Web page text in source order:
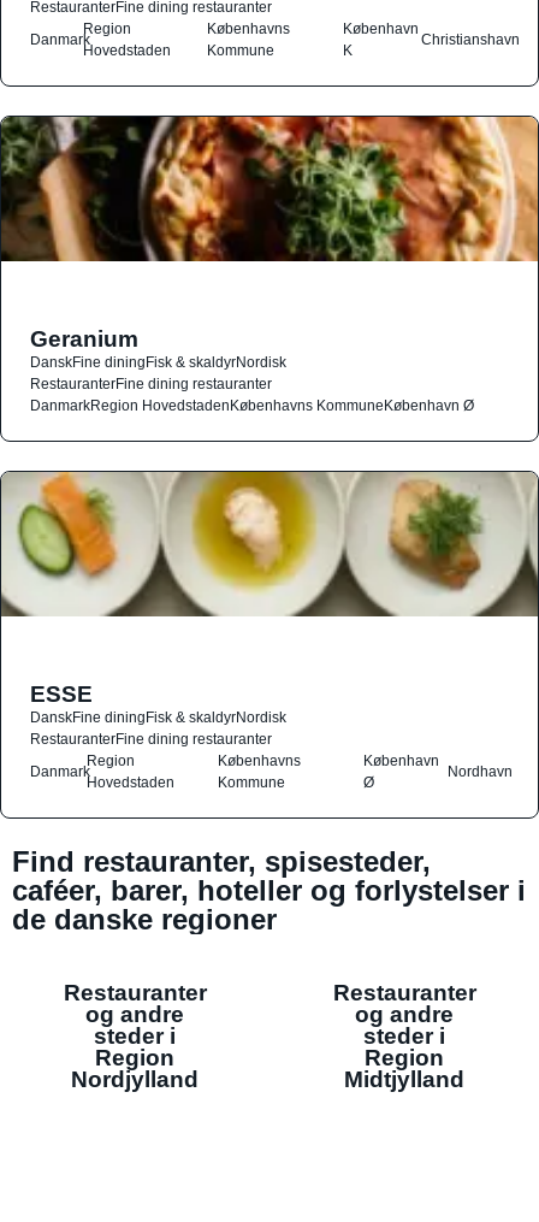
RestauranterFine dining restauranter
Danmark
Region
Hovedstaden
Københavns
Kommune
København
K
Christianshavn
Geranium
DanskFine diningFisk & skaldyrNordisk
RestauranterFine dining restauranter
DanmarkRegion HovedstadenKøbenhavns KommuneKøbenhavn Ø
ESSE
DanskFine diningFisk & skaldyrNordisk
RestauranterFine dining restauranter
Danmark
Region
Hovedstaden
Københavns
Kommune
København
Ø
Nordhavn
Find restauranter, spisesteder,
caféer, barer, hoteller og forlystelser i
de danske regioner
Restauranter
og andre
steder i
Region
Nordjylland
Restauranter
og andre
steder i
Region
Midtjylland